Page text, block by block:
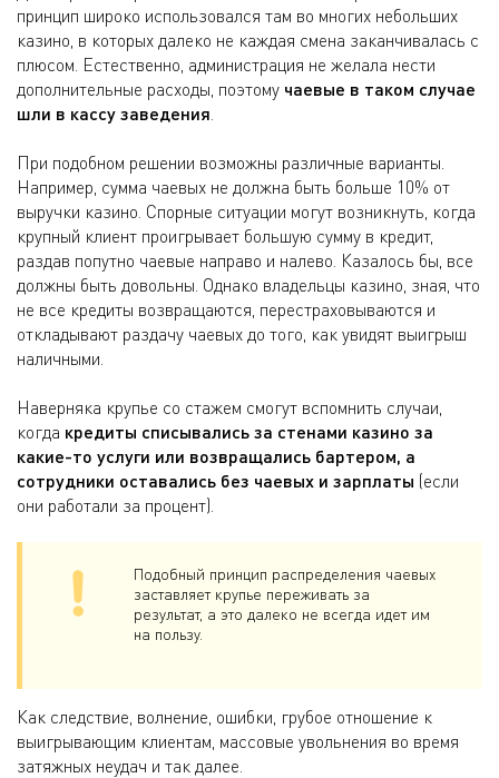
принцип широко использовался там во многих небольших
казино, в которых далеко не каждая смена заканчивалась с
плюсом. Естественно, администрация не желала нести
дополнительные расходы, поэтому чаевые в таком случае
шли в кассу заведения
При подобном решении возможны различные варианты.
Например, сумма чаевых не должна быть больше 10% от
выручки казино. Спорные ситуации могут возникнуть, когда
крупный клиент проигрывает большую сумму в кредит,
раздав попутно чаевые направо и налево. Казалось бы, все
должны быть довольны. Однако владельцы казино, зная, что
не все кредиты возвращаются, перестраховываются и
откладывают раздачу чаевых до того, как увидят выигрыш
наличными.
Наверняка крупье со стажем смогут вспомнить случаи,
когда кредиты списывались за стенами казино за
какие-то услуги или возвращались бартером, а
сотрудники оставались без чаевых и зарплаты (если
они работали за процент).
Подобный принцип распределения чаевых
заставляет крупье переживать за
результат, а это далеко не всегда идет им
на пользу.
Как следствие, волнение, ошибки, грубое отношение к
выигрывающим клиентам, массовые увольнения во время
затяжных неудач и так далее.